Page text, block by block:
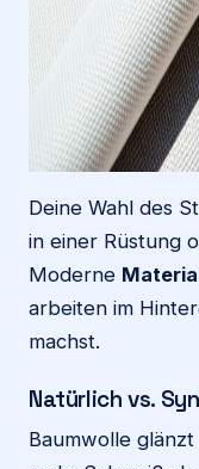
Deine Wahl des
in einer Rüstung
Moderne
arbeiten im
machst.
Natürlich vs.
Baumwolle